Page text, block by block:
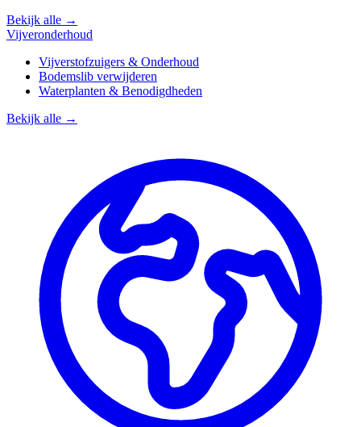
Bekijk alle →
Vijveronderhoud
Vijverstofzuigers & Onderhoud
Bodemslib verwijderen
Waterplanten & Benodigdheden
Bekijk alle →